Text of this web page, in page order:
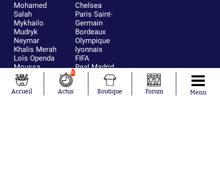
Mohamed
Salah
Mykhailo
Mudryk
Neymar
Khalis Merah
Loïs Openda
Moussa
Niakhaté
Nicolás
Tagliafico
Chelsea
Paris Saint-
Germain
Bordeaux
Olympique
lyonnais
FIFA
Real Madrid
RC Strasbourg
France
Accueil
10
Actus Boutique Forum Menu